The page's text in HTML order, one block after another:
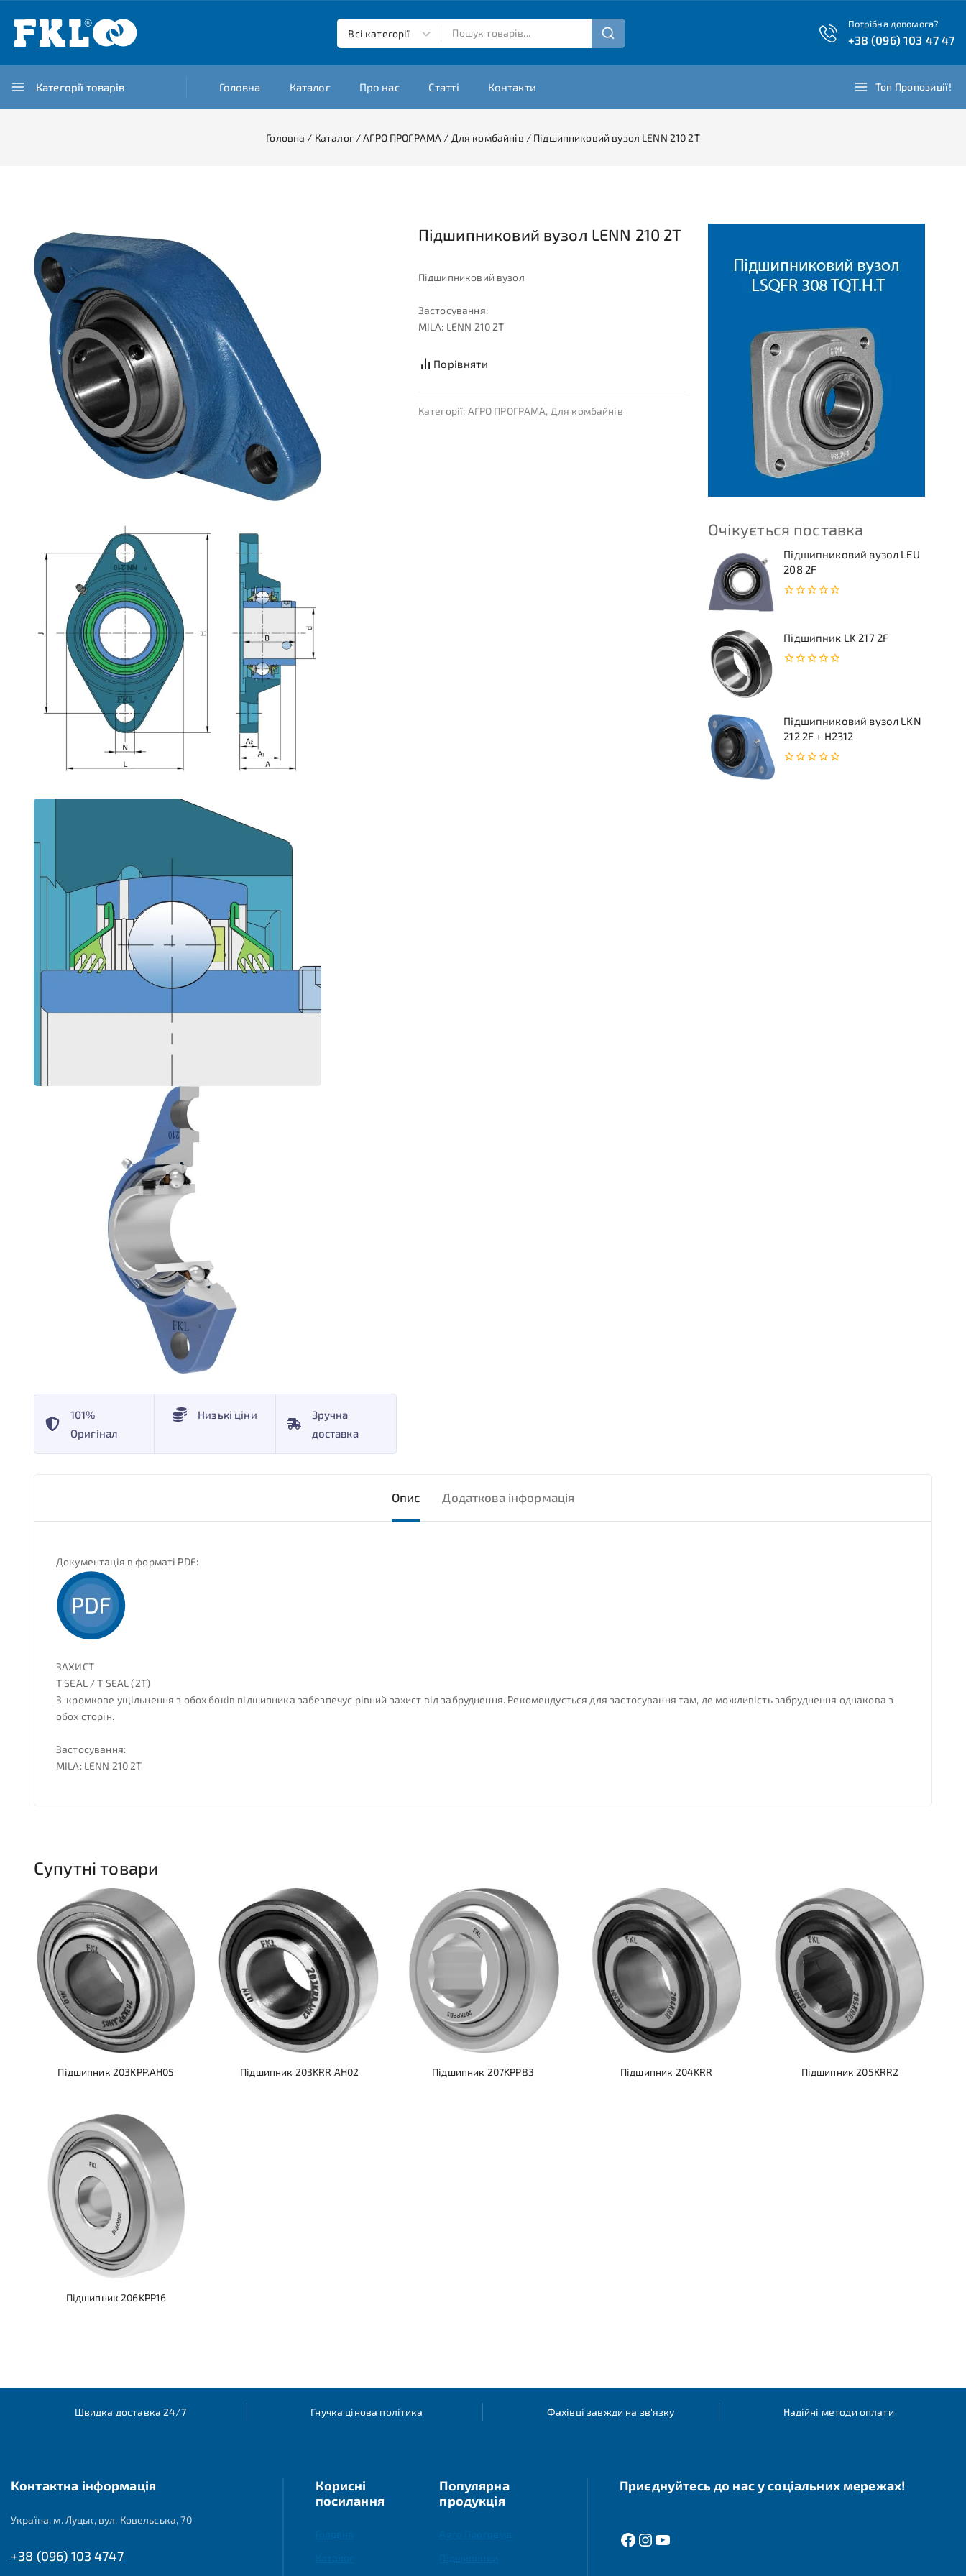
Потрібна допомога?
+38 (096) 103 47 47
Категорії товарів Головна Каталог Про нас Статті Контакти Топ Пропозиції!
Головна / Каталог /АГРО ПРОГРАМА / Для комбайнів / Підшипниковий вузол LENN 210 2T
Очікується поставка
Підшипниковий вузол LEU
208 2F
Підшипник LK 217 2F
Підшипниковий вузол LKN
212 2F + H2312
101%
Оригінал
Низькі ціни
Зручна
доставка
Підшипниковий вузол LENN 210 2T
Підшипниковий вузол
Застосування:
MILA: LENN 210 2T
Порівняти
Категорії: АГРО ПРОГРАМА, Для комбайнів
Опис Додаткова інформація
Документація в форматі PDF:
ЗАХИСТ
T SEAL / T SEAL (2T)
3-кромкове ущільнення з обох боків підшипника забезпечує рівний захист від забруднення. Рекомендується для застосування там, де можливість забруднення однакова з
обох сторін.
Застосування:
MILA: LENN 210 2T
Супутні товари
Підшипник 203KPP.AH05 Підшипник 203KRR.AH02 Підшипник 207KPPB3 Підшипник 204KRR Підшипник 205KRR2
Підшипник 206KPP16
Швидка доставка 24/7 Гнучка цінова політика Фахівці завжди на зв'язку Надійні методи оплати
Контактна інформація
Україна, м. Луцьк, вул. Ковельська, 70
+38 (096) 103 4747
Корисні
посилання
Популярна
продукція
Приєднуйтесь до нас у соціальних мережах!